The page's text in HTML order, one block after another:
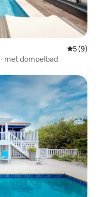
5 (9)
· met dompelbad